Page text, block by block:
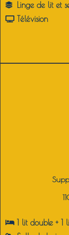
Linge de lit et
Télévision
1 lit double + 1